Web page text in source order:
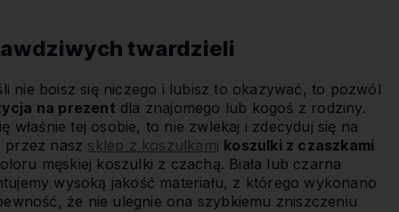
twardzieli
nie boisz się niczego i lubisz to okazywać, to pozwól
na prezent dla znajomego lub kogoś z rodziny.
tej osobie, to nie zwlekaj i zdecyduj się na
przez nasz sklep z koszulkami koszulki z czaszkami
męskiej koszulki z czachą. Biała lub czarna
wysoką jakość materiału, z którego wykonano
że nie ulegnie ona szybkiemu zniszczeniu